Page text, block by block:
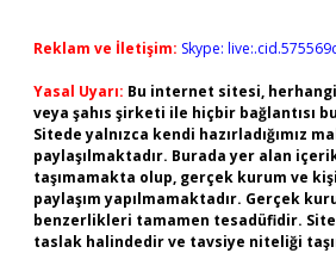
Reklam ve İletişim: Skype:
Yasal Uyarı: Bu internet sitesi,
veya şahıs şirketi ile hiçbir bağlantısı
Sitede yalnızca kendi hazırladığımız
paylaşılmaktadır. Burada yer alan
taşımamakta olup, gerçek kurum ve
paylaşım yapılmamaktadır. Gerçek
benzerlikleri tamamen tesadüfidir.
taslak halindedir ve tavsiye niteliği